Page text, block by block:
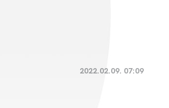
2022.02.09. 07:09